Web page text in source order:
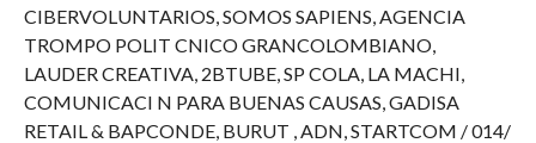
CIBERVOLUNTARIOS, SOMOS SAPIENS, AGENCIA
TROMPO POLIT CNICO GRANCOLOMBIANO,
LAUDER CREATIVA, 2BTUBE, SP COLA, LA MACHI,
COMUNICACI N PARA BUENAS CAUSAS, GADISA
RETAIL & BAPCONDE, BURUT , ADN, STARTCOM / 014/